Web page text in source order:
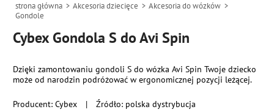
strona główna Akcesoria dziecięce
Akcesoria do wózków
Gondole
Cybex Gondola S do Avi Spin
Producent:Cybex | Źródło: polska dystrybucja
Dzięki zamontowaniu gondoli S do wózka Avi Spin Twoje dziecko
może od narodzin podróżować w ergonomicznej pozycji leżącej.